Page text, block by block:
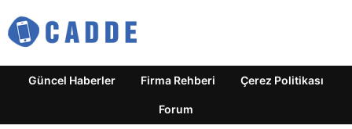
Güncel Haberler Firma Rehberi Çerez Politikası
Forum